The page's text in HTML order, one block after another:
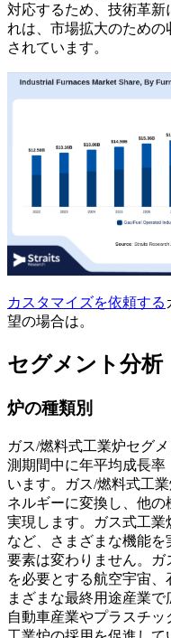
対応するため、技術革新
れは、市場拡大のため
されています。
カスタマイズを依頼する
望の場合は。
セグメント分析
炉の種類別
ガス/燃料式工業炉セグ
測期間中に年平均成長率
います。ガス/燃料式工
ネルギーに変換し、他
実現します。ガス式工
など、さまざまな機能
要素は変わりません。
を必要とする航空宇宙
まざまな最終用途産業で
自動車産業やプラスチ